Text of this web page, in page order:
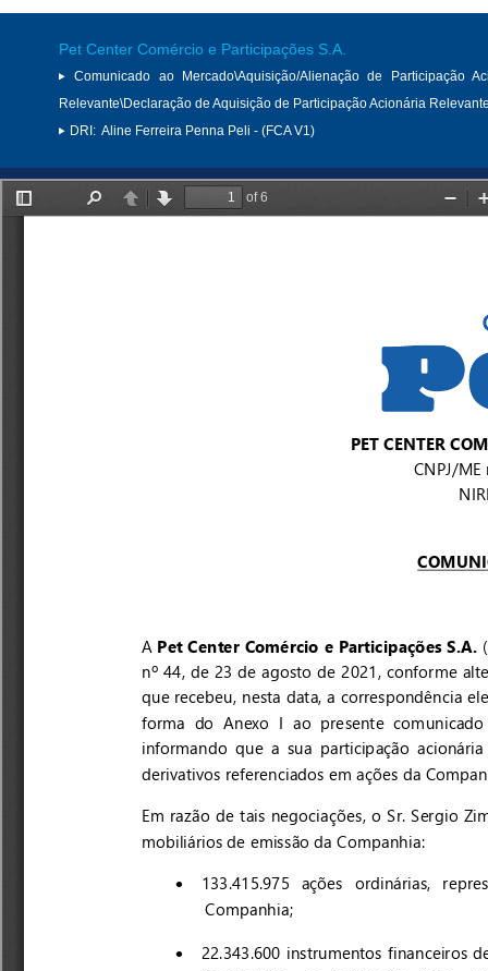
Pet Center Comércio e Participações S.A.
Comunicado ao Mercado\Aquisição/Alienação de Participação
Relevante\Declaração de Aquisição de Participação Acionária
DRI: Aline Ferreira Penna Peli - (FCA V1)